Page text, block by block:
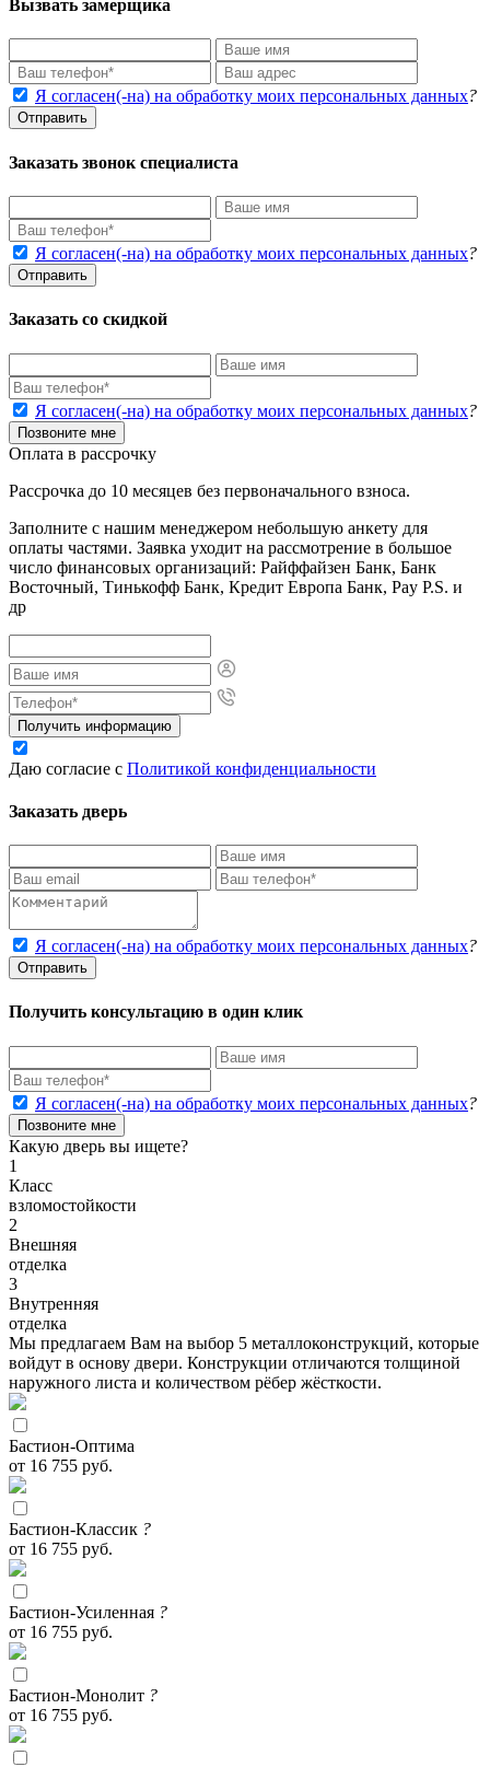
Вызвать замерщика
Я согласен(-на) на обработку моих персональных данных?
Отправить
Заказать звонок специалиста
Я согласен(-на) на обработку моих персональных данных?
Отправить
Заказать со скидкой
Я согласен(-на) на обработку моих персональных данных?
Позвоните мне
Оплата в рассрочку
Рассрочка до 10 месяцев без первоначального взноса.
Заполните с нашим менеджером небольшую анкету для
оплаты частями. Заявка уходит на рассмотрение в большое
число финансовых организаций: Райффайзен Банк, Банк
Восточный, Тинькофф Банк, Кредит Европа Банк, Pay P.S. и
др
Получить информацию
Даю согласие с Политикой конфиденциальности
Заказать дверь
Я согласен(-на) на обработку моих персональных данных?
Отправить
Получить консультацию в один клик
Я согласен(-на) на обработку моих персональных данных?
Позвоните мне
Какую дверь вы ищете?
1
Класс
взломостойкости
2
Внешняя
отделка
3
Внутренняя
отделка
Мы предлагаем Вам на выбор 5 металлоконструкций, которые
войдут в основу двери. Конструкции отличаются толщиной
наружного листа и количеством рёбер жёсткости.
Бастион-Оптима
от 16 755 руб.
Бастион-Классик ?
от 16 755 руб.
Бастион-Усиленная ?
от 16 755 руб.
Бастион-Монолит ?
от 16 755 руб.